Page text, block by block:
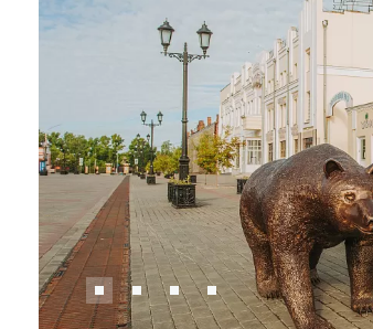
Другие рубрики
О нас
Реестр туроператоров
Алтайского края
Реестр туристических
агентств Алтайского края